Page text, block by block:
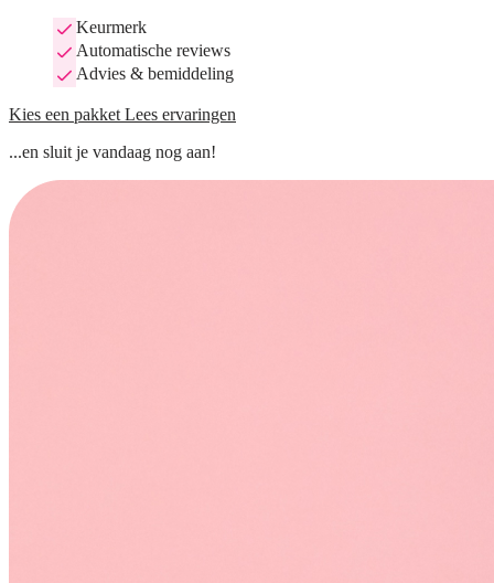
Keurmerk
Automatische reviews
Advies & bemiddeling
Kies een pakket Lees ervaringen
...en sluit je vandaag nog aan!